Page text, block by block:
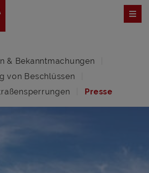
& Bekanntmachungen
von Beschlüssen
Presse